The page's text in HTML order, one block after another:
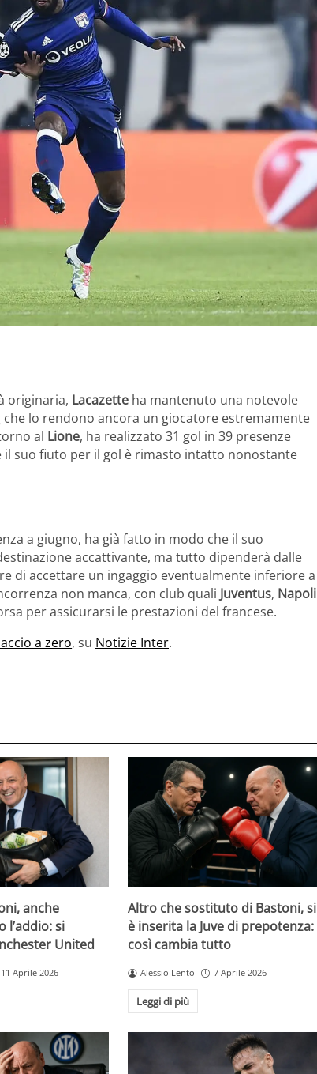
originaria, Lacazette ha mantenuto una notevole
lo rendono ancora un giocatore estremamente
al Lione, ha realizzato 31 gol in 39 presenze
il suo fiuto per il gol è rimasto intatto nonostante
a giugno, ha già fatto in modo che il suo
accattivante, ma tutto dipenderà dalle
di accettare un ingaggio eventualmente inferiore a
non manca, con club quali Juventus, Napoli
per assicurarsi le prestazioni del francese.
a zero, su Notizie Inter.
anche
l’addio: si
United
11 Aprile 2026
Altro che sostituto di Bastoni, si
è inserita la Juve di prepotenza:
così cambia tutto
Alessio Lento 7 Aprile 2026
Leggi di più